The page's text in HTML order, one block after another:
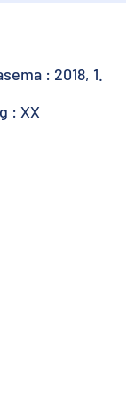
: 2018, 1.
: XX